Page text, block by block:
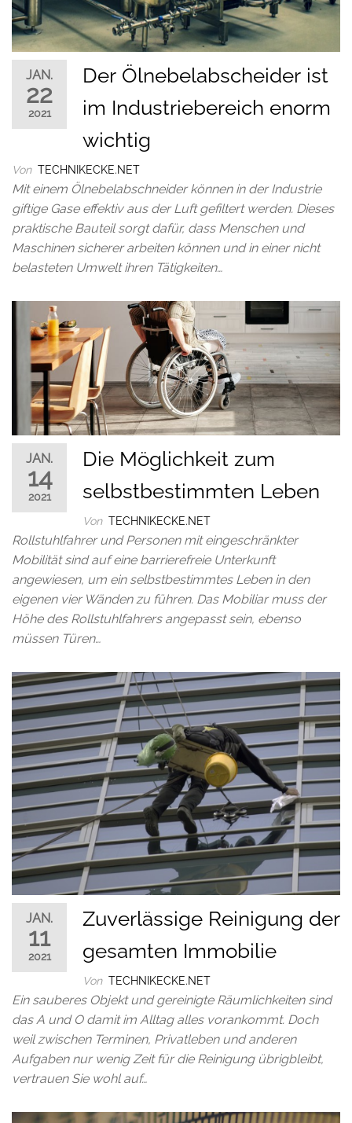
JAN.
22
2021
Der Ölnebelabscheider ist
im Industriebereich enorm
wichtig
Von TECHNIKECKE.NET
Mit einem Ölnebelabschneider können in der Industrie
giftige Gase effektiv aus der Luft gefiltert werden. Dieses
praktische Bauteil sorgt dafür, dass Menschen und
Maschinen sicherer arbeiten können und in einer nicht
belasteten Umwelt ihren Tätigkeiten…
JAN.
14
2021
Die Möglichkeit zum
selbstbestimmten Leben
Von TECHNIKECKE.NET
Rollstuhlfahrer und Personen mit eingeschränkter
Mobilität sind auf eine barrierefreie Unterkunft
angewiesen, um ein selbstbestimmtes Leben in den
eigenen vier Wänden zu führen. Das Mobiliar muss der
Höhe des Rollstuhlfahrers angepasst sein, ebenso
müssen Türen…
JAN.
11
2021
Zuverlässige Reinigung der
gesamten Immobilie
Von TECHNIKECKE.NET
Ein sauberes Objekt und gereinigte Räumlichkeiten sind
das A und O damit im Alltag alles vorankommt. Doch
weil zwischen Terminen, Privatleben und anderen
Aufgaben nur wenig Zeit für die Reinigung übrigbleibt,
vertrauen Sie wohl auf…